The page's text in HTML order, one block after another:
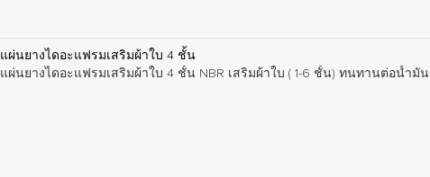
แผ่นยางไดอะแฟรมเสริมผ้าใบ 4 ชั้น
แผ่นยางไดอะแฟรมเสริมผ้าใบ 4 ชั้น NBR เสริมผ้าใบ ( 1-6 ชั้น) ทนทานต่อน้ำมัน